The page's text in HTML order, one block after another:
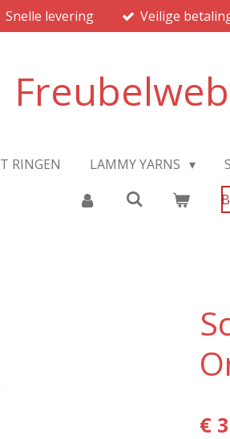
Snelle levering Veilige
RINGEN LAMMY YARNS
€